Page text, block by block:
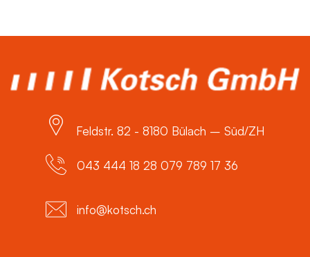
Feldstr. 82 - 8180 Bülach – Süd/ZH
043 444 18 28 079 789 17 36
info@kotsch.ch